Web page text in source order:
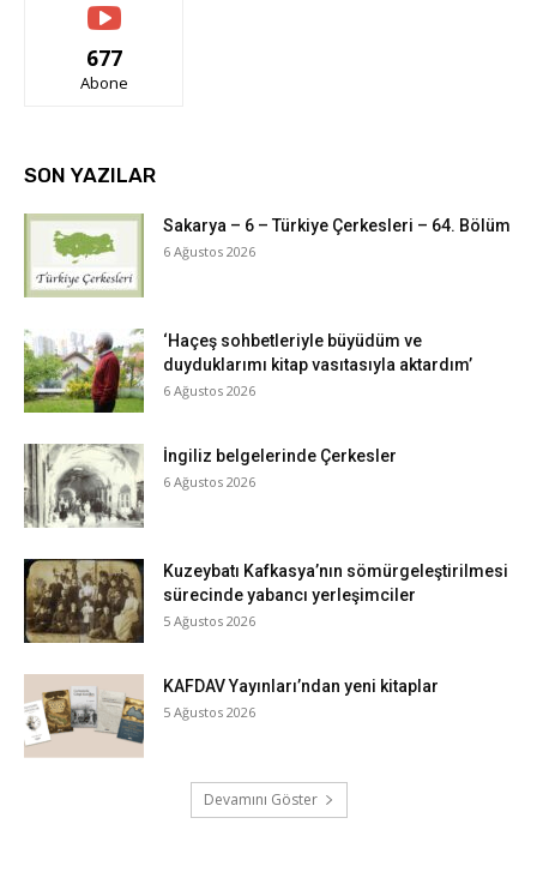
677
Abone
SON YAZILAR
Sakarya – 6 – Türkiye Çerkesleri – 64. Bölüm
6 Ağustos 2026
‘Haçeş sohbetleriyle büyüdüm ve
duyduklarımı kitap vasıtasıyla aktardım’
6 Ağustos 2026
İngiliz belgelerinde Çerkesler
6 Ağustos 2026
Kuzeybatı Kafkasya’nın sömürgeleştirilmesi
sürecinde yabancı yerleşimciler
5 Ağustos 2026
KAFDAV Yayınları’ndan yeni kitaplar
5 Ağustos 2026
Devamını Göster